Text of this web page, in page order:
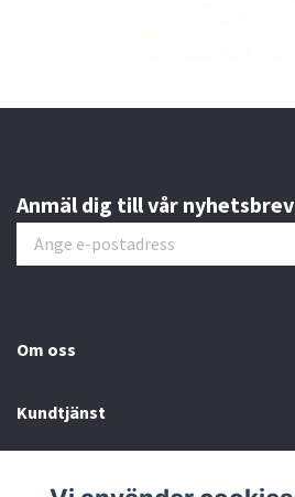
Anmäl dig till vår nyhetsbrev
Om oss
Kundtjänst